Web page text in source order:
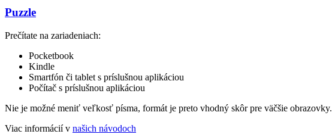
Puzzle
Prečítate na zariadeniach:
Pocketbook
Kindle
Smartfón či tablet s príslušnou aplikáciou
Počítač s príslušnou aplikáciou
Nie je možné meniť veľkosť písma, formát je preto vhodný skôr pre väčšie obrazovky.
Viac informácií v našich návodoch